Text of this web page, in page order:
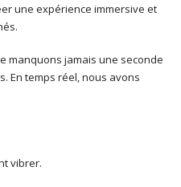
une expérience immersive et
manquons jamais une seconde
En temps réel, nous avons
vibrer.